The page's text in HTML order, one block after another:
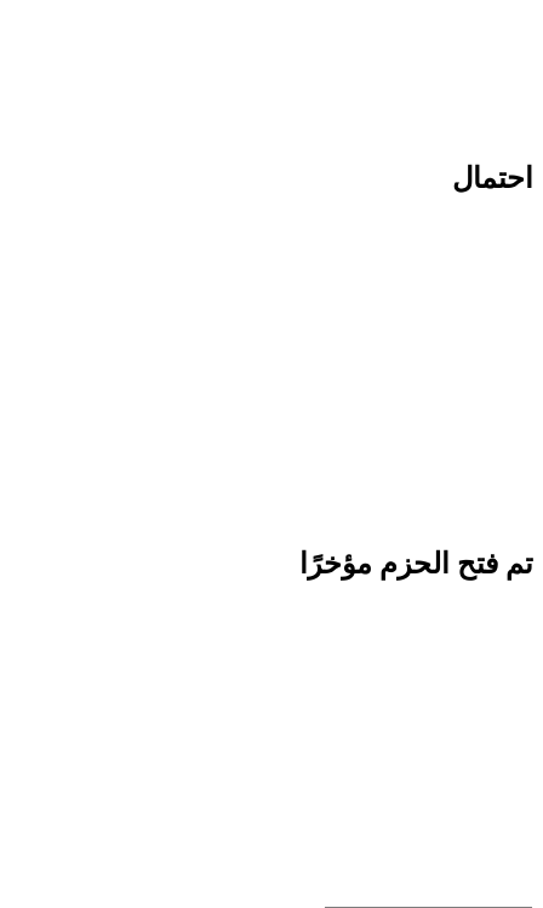
احتمال
تم فتح الحزم مؤخرًا